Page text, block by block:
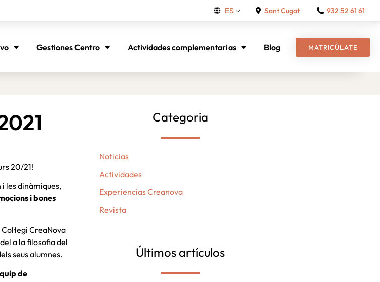
ES Sant Cugat 932 52 61 61
Gestiones Centro Actividades complementarias Blog MATRICÚLATE
20/21!
les dinàmiques,
i bones
CreaNova
a la filosofia del
seus alumnes.
de
Categoria
Noticias
Actividades
Experiencias Creanova
Revista
Últimos artículos